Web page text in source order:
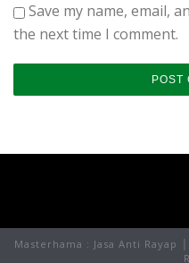
Save my name, email,
the next time I comment.
Masterhama : Jasa Anti Rayap